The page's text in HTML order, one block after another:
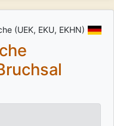
(UEK, EKU, EKHN)